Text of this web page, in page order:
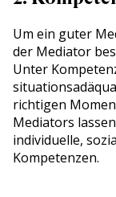
Um ein guter
der Mediator
Unter
richtigen
Mediators
individuelle,
Kompetenzen.